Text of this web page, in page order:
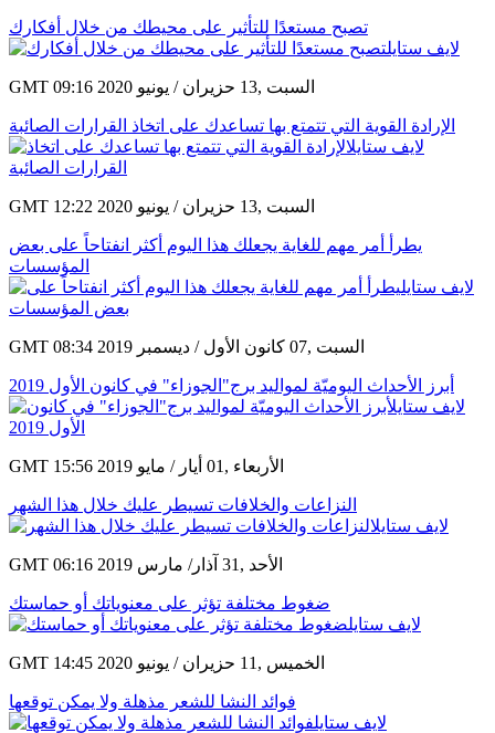
تصبح مستعدًا للتأثير على محيطك من خلال أفكارك
GMT 09:16 2020 السبت ,13 حزيران / يونيو
الإرادة القوية التي تتمتع بها تساعدك على اتخاذ القرارات الصائبة
GMT 12:22 2020 السبت ,13 حزيران / يونيو
يطرأ أمر مهم للغاية يجعلك هذا اليوم أكثر انفتاحاً على بعض
المؤسسات
GMT 08:34 2019 السبت ,07 كانون الأول / ديسمبر
أبرز الأحداث اليوميّة لمواليد برج"الجوزاء" في كانون الأول 2019
GMT 15:56 2019 الأربعاء ,01 أيار / مايو
النزاعات والخلافات تسيطر عليك خلال هذا الشهر
GMT 06:16 2019 الأحد ,31 آذار/ مارس
ضغوط مختلفة تؤثر على معنوياتك أو حماستك
GMT 14:45 2020 الخميس ,11 حزيران / يونيو
فوائد النشا للشعر مذهلة ولا يمكن توقعها